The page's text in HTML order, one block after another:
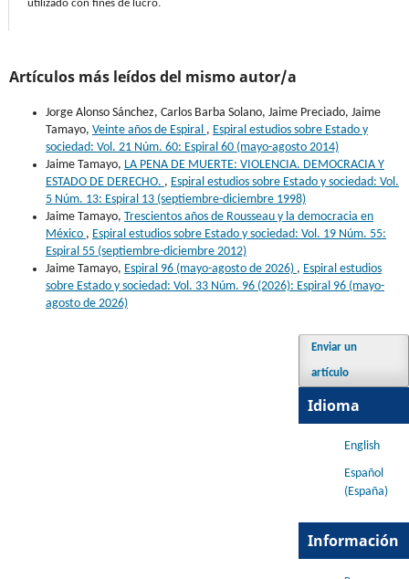
utilizado con fines de lucro.
Artículos más leídos del mismo autor/a
Jorge Alonso Sánchez, Carlos Barba Solano, Jaime Preciado, Jaime
Tamayo, Veinte años de Espiral , Espiral estudios sobre Estado y
sociedad: Vol. 21 Núm. 60: Espiral 60 (mayo-agosto 2014)
Jaime Tamayo, LA PENA DE MUERTE: VIOLENCIA. DEMOCRACIA Y
ESTADO DE DERECHO. , Espiral estudios sobre Estado y sociedad: Vol.
5 Núm. 13: Espiral 13 (septiembre-diciembre 1998)
Jaime Tamayo, Trescientos años de Rousseau y la democracia en
México , Espiral estudios sobre Estado y sociedad: Vol. 19 Núm. 55:
Espiral 55 (septiembre-diciembre 2012)
Jaime Tamayo, Espiral 96 (mayo-agosto de 2026) , Espiral estudios
sobre Estado y sociedad: Vol. 33 Núm. 96 (2026): Espiral 96 (mayo-
agosto de 2026)
Enviar un
artículo
Idioma
English
Español
(España)
Información